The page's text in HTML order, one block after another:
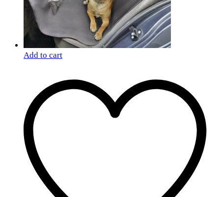
Add to cart